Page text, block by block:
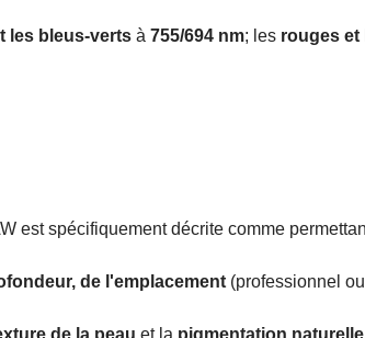
les bleus-verts à 755/694 nm; les rouges et
est spécifiquement décrite comme
de l'emplacement (professionnel ou
de la peau et la pigmentation naturelle